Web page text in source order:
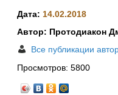
Дата: 14.02.2018
Автор: Протодиакон
Все публикации
Просмотров: 5800